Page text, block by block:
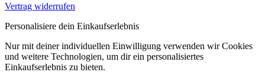
Vertrag widerrufen
Personalisiere dein Einkaufserlebnis
Nur mit deiner individuellen Einwilligung verwenden wir Cookies
und weitere Technologien, um dir ein personalisiertes
Einkaufserlebnis zu bieten.